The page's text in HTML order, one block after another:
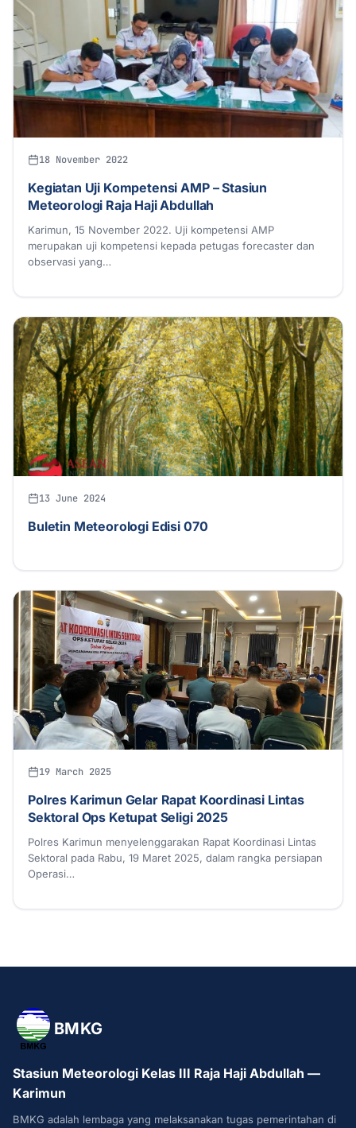
18 November 2022
Kegiatan Uji Kompetensi AMP – Stasiun
Meteorologi Raja Haji Abdullah
Karimun, 15 November 2022. Uji kompetensi AMP
merupakan uji kompetensi kepada petugas forecaster dan
observasi yang…
13 June 2024
Buletin Meteorologi Edisi 070
19 March 2025
Polres Karimun Gelar Rapat Koordinasi Lintas
Sektoral Ops Ketupat Seligi 2025
Polres Karimun menyelenggarakan Rapat Koordinasi Lintas
Sektoral pada Rabu, 19 Maret 2025, dalam rangka persiapan
Operasi…
BMKG
Stasiun Meteorologi Kelas III Raja Haji Abdullah —
Karimun
BMKG adalah lembaga yang melaksanakan tugas pemerintahan di